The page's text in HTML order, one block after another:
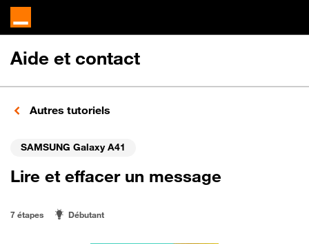
Aide et contact
Autres tutoriels
SAMSUNG Galaxy A41
Lire et effacer un message
7 étapes Débutant